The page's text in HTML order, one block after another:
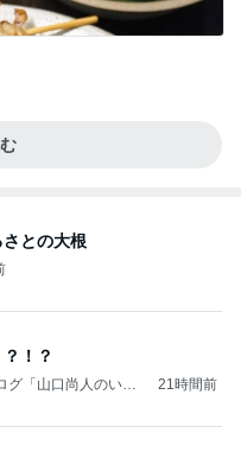
との大根
！？
「山口尚人のいき
21時間前